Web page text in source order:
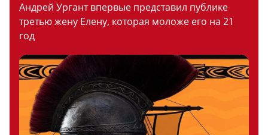
Андрей Ургант впервые представил публике
третью жену Елену, которая моложе его на 21
год